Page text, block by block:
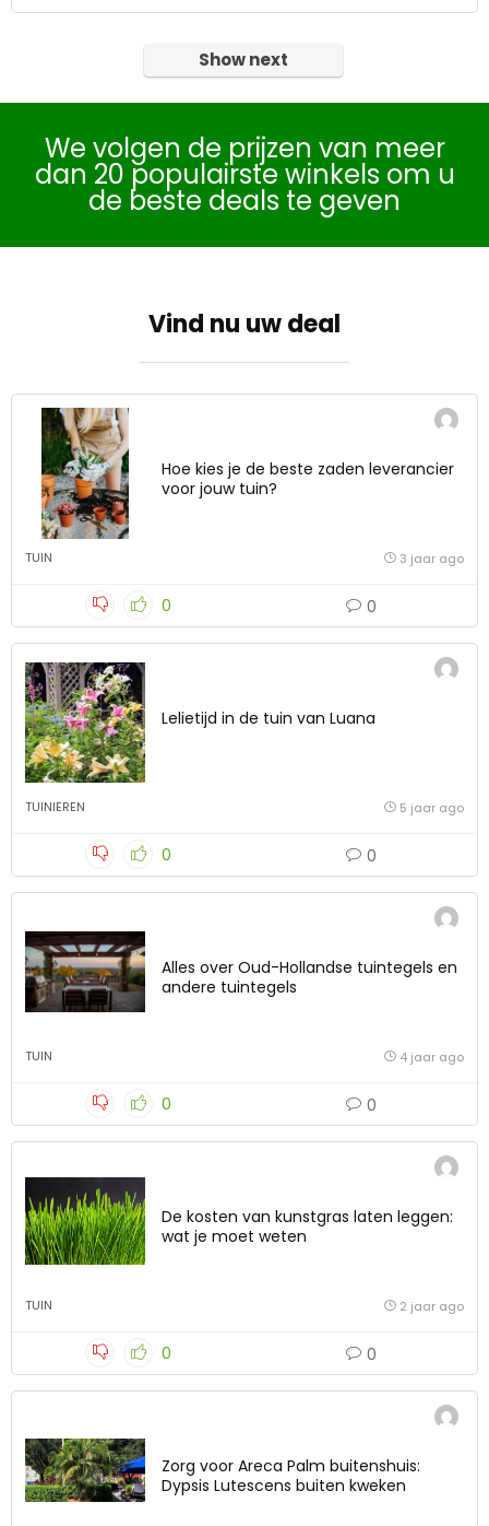
Show next
We volgen de prijzen van meer
dan 20 populairste winkels om u
de beste deals te geven
Vind nu uw deal
Hoe kies je de beste zaden leverancier
voor jouw tuin?
TUIN 3 jaar ago
0 0
Lelietijd in de tuin van Luana
TUINIEREN 5 jaar ago
0 0
Alles over Oud-Hollandse tuintegels en
andere tuintegels
TUIN 4 jaar ago
0 0
De kosten van kunstgras laten leggen:
wat je moet weten
TUIN 2 jaar ago
0 0
Zorg voor Areca Palm buitenshuis:
Dypsis Lutescens buiten kweken